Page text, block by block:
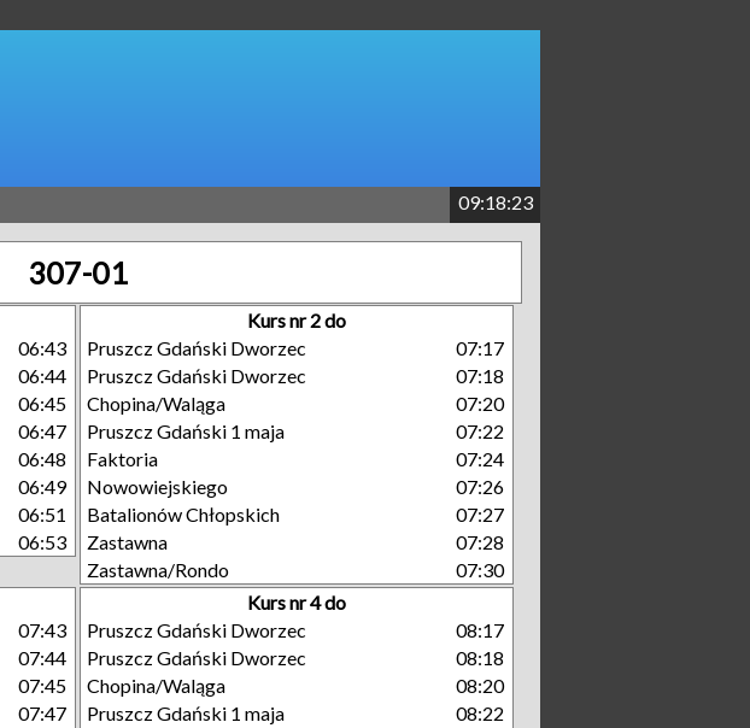
09:18:24
307-01
06:43
06:44
06:45
06:47
06:48
06:49
06:51
06:53
Kurs nr 2 do
Pruszcz Gdański Dworzec
07:17
Pruszcz Gdański Dworzec
07:18
Chopina/Waląga
07:20
Pruszcz Gdański 1 maja
07:22
Faktoria
07:24
Nowowiejskiego
07:26
Batalionów Chłopskich
07:27
Zastawna
07:28
Zastawna/Rondo
07:30
07:43
07:44
07:45
07:47
Kurs nr 4 do
Pruszcz Gdański Dworzec
08:17
Pruszcz Gdański Dworzec
08:18
Chopina/Waląga
08:20
Pruszcz Gdański 1 maja
08:22